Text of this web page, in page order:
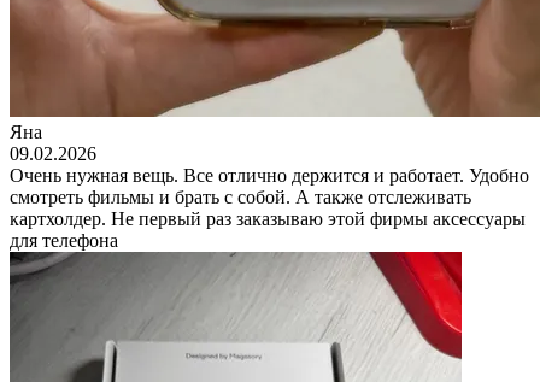
Яна
09.02.2026
Очень нужная вещь. Все отлично держится и работает. Удобно
смотреть фильмы и брать с собой. А также отслеживать
картхолдер. Не первый раз заказываю этой фирмы аксессуары
для телефона